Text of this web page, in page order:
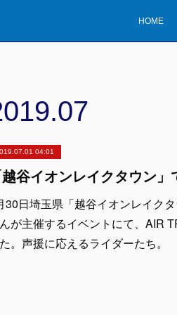
HOME
.07
04:01
30日埼玉県「越谷イオンレイク
が主催するイベントにて、AIR
。声援に応えるライダーたち。